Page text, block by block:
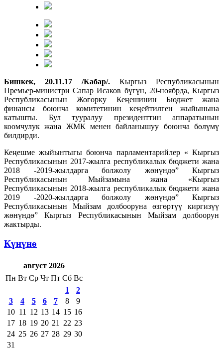
Бишкек, 20.11.17 /Кабар/. Кыргыз Республикасынын
Премьер-министри Сапар Исаков бүгүн, 20-ноябрда, Кыргыз
Республикасынын Жогорку Кеңешинин Бюджет жана
финансы боюнча комитетинин кеңейтилген жыйынына
катышты. Бул тууралуу президенттин аппаратынын
коомчулук жана ЖМК менен байланышуу боюнча бөлүмү
билдирди.
Кеңешме жыйынтыгы боюнча парламентарийлер « Кыргыз
Республикасынын 2017-жылга республикалык бюджети жана
2018 -2019-жылдарга болжолу жөнүндө” Кыргыз
Республикасынын Мыйзамына жана «Кыргыз
Республикасынын 2018-жылга республикалык бюджети жана
2019 -2020-жылдарга болжолу жөнүндө” Кыргыз
Республикасынын Мыйзам долбооруна өзгөртүү киргизүү
жөнүндө” Кыргыз Республикасынын Мыйзам долбоорун
жактырды.
Күнүнө
август 2026
Пн Вт Ср Чт Пт Сб Вс
1
2
3
4 5 6 7 8
9
10 11 12 13 14 15 16
17 18 19 20 21 22 23
24 25 26 27 28 29 30
31